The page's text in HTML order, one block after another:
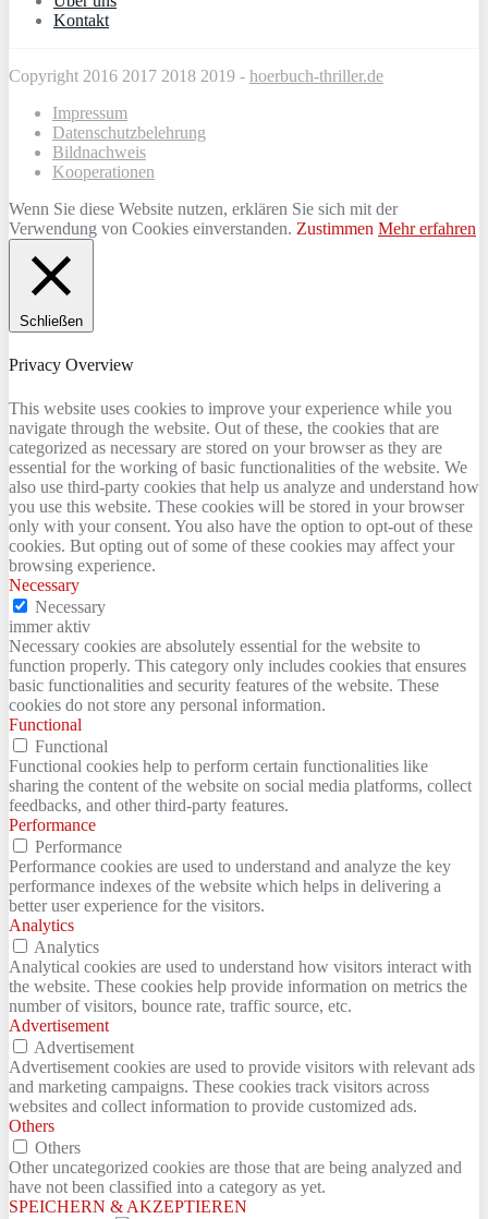
Kontakt
Copyright 2016 2017 2018 2019 - hoerbuch-thriller.de
Impressum
Datenschutzbelehrung
Bildnachweis
Kooperationen
Wenn Sie diese Website nutzen, erklären Sie sich mit der
Verwendung von Cookies einverstanden. Zustimmen Mehr erfahren
Schließen
Privacy Overview
This website uses cookies to improve your experience while you
navigate through the website. Out of these, the cookies that are
categorized as necessary are stored on your browser as they are
essential for the working of basic functionalities of the website. We
also use third-party cookies that help us analyze and understand how
you use this website. These cookies will be stored in your browser
only with your consent. You also have the option to opt-out of these
cookies. But opting out of some of these cookies may affect your
browsing experience.
Necessary
Necessary
immer aktiv
Necessary cookies are absolutely essential for the website to
function properly. This category only includes cookies that ensures
basic functionalities and security features of the website. These
cookies do not store any personal information.
Functional
Functional
Functional cookies help to perform certain functionalities like
sharing the content of the website on social media platforms, collect
feedbacks, and other third-party features.
Performance
Performance
Performance cookies are used to understand and analyze the key
performance indexes of the website which helps in delivering a
better user experience for the visitors.
Analytics
Analytics
Analytical cookies are used to understand how visitors interact with
the website. These cookies help provide information on metrics the
number of visitors, bounce rate, traffic source, etc.
Advertisement
Advertisement
Advertisement cookies are used to provide visitors with relevant ads
and marketing campaigns. These cookies track visitors across
websites and collect information to provide customized ads.
Others
Others
Other uncategorized cookies are those that are being analyzed and
have not been classified into a category as yet.
SPEICHERN & AKZEPTIEREN